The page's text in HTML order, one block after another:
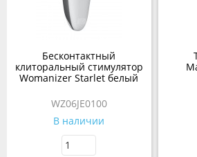
Бесконтактный
клиторальный стимулятор
WZ06JE0100
В наличии